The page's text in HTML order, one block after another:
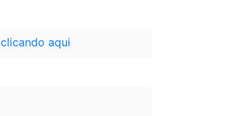
clicando aqui